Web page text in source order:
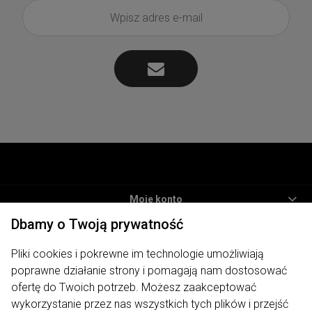
Moje konto
Informacje
Płatności i dostawa
O nas
Dbamy o Twoją prywatność
Pliki cookies i pokrewne im technologie umożliwiają
poprawne działanie strony i pomagają nam dostosować
ofertę do Twoich potrzeb. Możesz zaakceptować
wykorzystanie przez nas wszystkich tych plików i przejść